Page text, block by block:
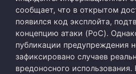
сообщает, что в открытом
появился код эксплойта,
концепцию атаки (PoC).
публикации предупреждения
зафиксировано случаев
вредоносного